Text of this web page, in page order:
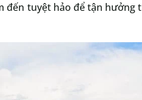
đến tuyệt hảo để tận hưởng